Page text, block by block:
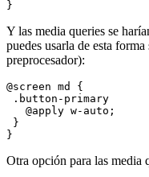
Y las media queries se
puedes usarla de esta
preprocesador):
@screen md {
.button-primary
   @apply w-auto;
}
Otra opción para las media